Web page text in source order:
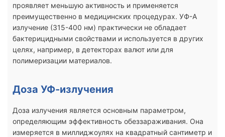
проявляет меньшую активность и применяется
преимущественно в медицинских процедурах. УФ-А
излучение (315-400 нм) практически не обладает
бактерицидными свойствами и используется в других
целях, например, в детекторах валют или для
полимеризации материалов.
Доза УФ-излучения
Доза излучения является основным параметром,
определяющим эффективность обеззараживания. Она
измеряется в миллиджоулях на квадратный сантиметр и